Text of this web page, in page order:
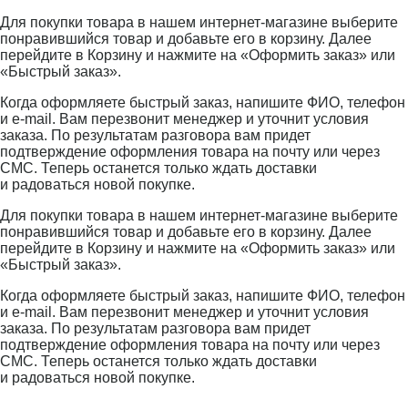
Для покупки товара в нашем интернет-магазине выберите
понравившийся товар и добавьте его в корзину. Далее
перейдите в Корзину и нажмите на «Оформить заказ» или
«Быстрый заказ».
Когда оформляете быстрый заказ, напишите ФИО, телефон
и e-mail. Вам перезвонит менеджер и уточнит условия
заказа. По результатам разговора вам придет
подтверждение оформления товара на почту или через
СМС. Теперь останется только ждать доставки
и радоваться новой покупке.
Для покупки товара в нашем интернет-магазине выберите
понравившийся товар и добавьте его в корзину. Далее
перейдите в Корзину и нажмите на «Оформить заказ» или
«Быстрый заказ».
Когда оформляете быстрый заказ, напишите ФИО, телефон
и e-mail. Вам перезвонит менеджер и уточнит условия
заказа. По результатам разговора вам придет
подтверждение оформления товара на почту или через
СМС. Теперь останется только ждать доставки
и радоваться новой покупке.